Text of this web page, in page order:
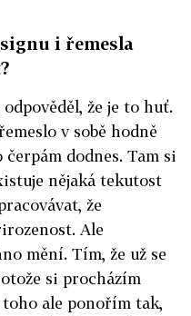
i řemesla
že je to huť.
v sobě hodně
dodnes. Tam si
nějaká tekutost
že
Ale
mění. Tím, že už se
si procházím
ale ponořím tak,